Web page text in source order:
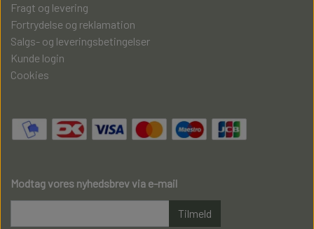
Fragt og levering
Fortrydelse og reklamation
Salgs- og leveringsbetingelser
Kunde login
Cookies
Modtag vores nyhedsbrev via e-mail
Tilmeld